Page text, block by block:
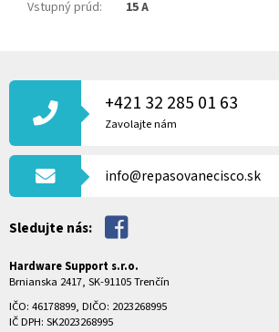
Vstupný prúd: 15 A
Á
T
+421 32 285 01 63
Zavolajte nám
info@repasovanecisco.sk
Sledujte nás:
Hardware Support s.r.o.
Brnianska 2417, SK-91105 Trenčín
IČO: 46178899, DIČO: 2023268995
IČ DPH: SK2023268995